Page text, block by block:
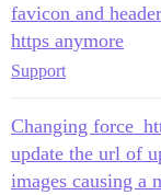
favicon and
https anymore
Support
Changing
update the url of
images causing a